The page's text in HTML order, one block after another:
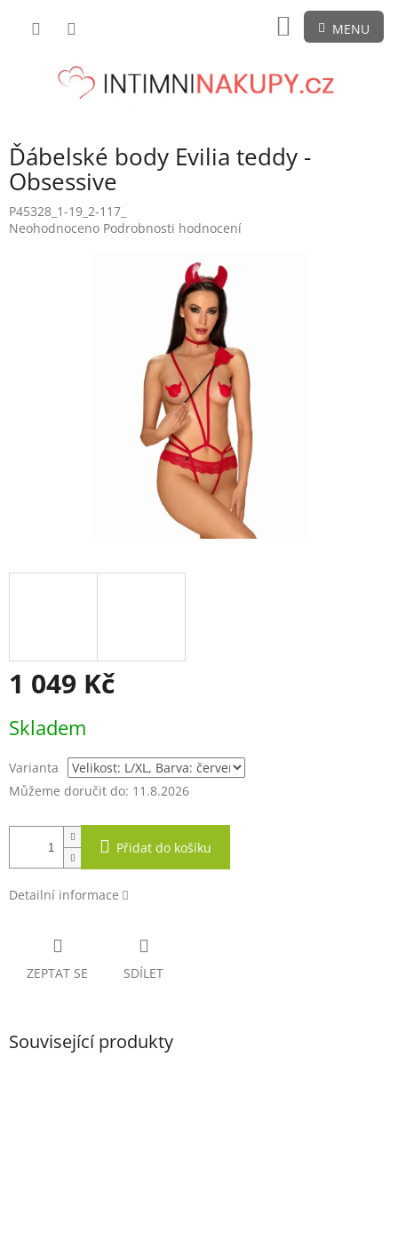
NÁKUPNÍ
KOŠÍK
Ďábelské body Evilia teddy -
Obsessive
P45328_1-19_2-117_
Průměrné
Neohodnoceno Podrobnosti hodnocení
1 049 Kč
cena:
Skladem
Varianta
Můžeme doručit do: 11.8.2026
Přidat do košíku
Detailní informace
ZEPTAT SE SDÍLET
Související produkty